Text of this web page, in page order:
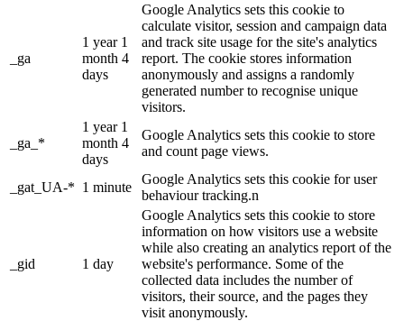
_ga
1 year 1
month 4
days
Google Analytics sets this cookie to
calculate visitor, session and campaign data
and track site usage for the site's analytics
report. The cookie stores information
anonymously and assigns a randomly
generated number to recognise unique
visitors.
_ga_*
1 year 1
month 4
days
Google Analytics sets this cookie to store
and count page views.
_gat_UA-* 1 minute
Google Analytics sets this cookie for user
behaviour tracking.n
_gid 1 day
Google Analytics sets this cookie to store
information on how visitors use a website
while also creating an analytics report of the
website's performance. Some of the
collected data includes the number of
visitors, their source, and the pages they
visit anonymously.